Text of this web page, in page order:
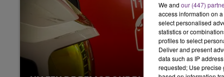
We and our (447)
access information on
select personalised
statistics or
profiles to select
Deliver and present
data such as IP
requested; Use precise